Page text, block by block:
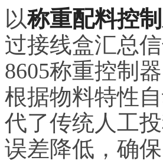
以称重配料控
过接线盒汇总
8605称重控制
根据物料特性
代了传统人工
误差降低，确